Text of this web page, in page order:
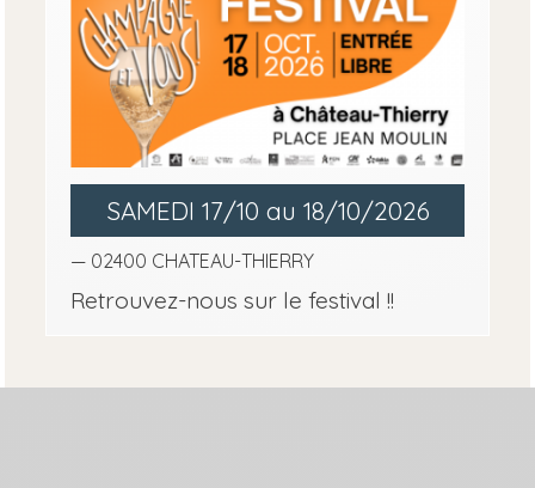
SAMEDI 17/10 au 18/10/2026
— 02400 CHATEAU-THIERRY
Retrouvez-nous sur le festival !!